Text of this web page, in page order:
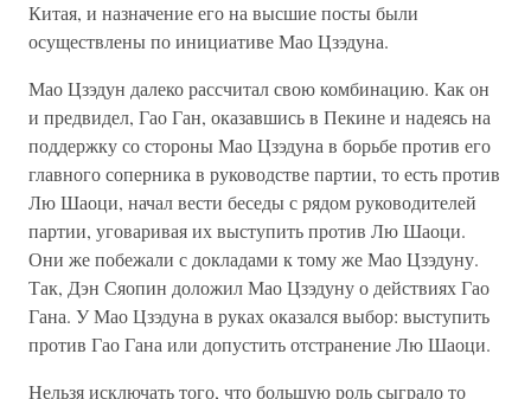
Китая, и назначение его на высшие посты были
осуществлены по инициативе Мао Цзэдуна.
Мао Цзэдун далеко рассчитал свою комбинацию. Как он
и предвидел, Гао Ган, оказавшись в Пекине и надеясь на
поддержку со стороны Мао Цзэдуна в борьбе против его
главного соперника в руководстве партии, то есть против
Лю Шаоци, начал вести беседы с рядом руководителей
партии, уговаривая их выступить против Лю Шаоци.
Они же побежали с докладами к тому же Мао Цзэдуну.
Так, Дэн Сяопин доложил Мао Цзэдуну о действиях Гао
Гана. У Мао Цзэдуна в руках оказался выбор: выступить
против Гао Гана или допустить отстранение Лю Шаоци.
Нельзя исключать того, что большую роль сыграло то